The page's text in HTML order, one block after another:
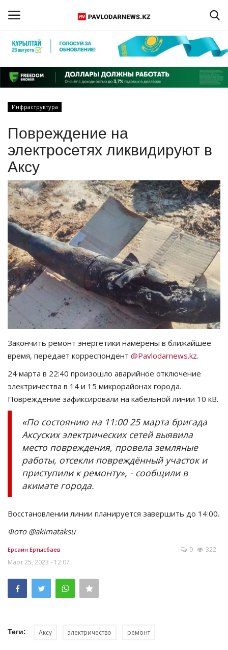
Регистрация
Главная
ПАВЛОДАРСКАЯ ОБЛАСТЬ
КАЗАХСТАН
МИР
СПЕЦПРОЕКТЫ
СПОРТ
Чек-лист
РАЗВЛЕЧЕНИЯ
OFFICIAL
Язык
Русский
Инфраструктура
Повреждение на
электросетях ликвидируют в
Аксу
Закончить ремонт энергетики намерены в ближайшее
время, передает корреспондент @Pavlodarnews.kz.
24 марта в 22:40 произошло аварийное отключение
электричества в 14 и 15 микрорайонах города.
Повреждение зафиксировали на кабельной линии 10 кВ.
«По состоянию на 11:00 25 марта бригада
Аксуских электрических сетей выявила
место повреждения, провела земляные
работы, отсекли повреждённый участок и
приступили к ремонту», - сообщили в
акимате города.
Восстановлении линии планируется завершить до 14:00.
Фото @akimataksu
Ерсаин Ертысбаев
Март 25, 2023 - 12:07
0 322
Теги: Аксу электричество ремонт